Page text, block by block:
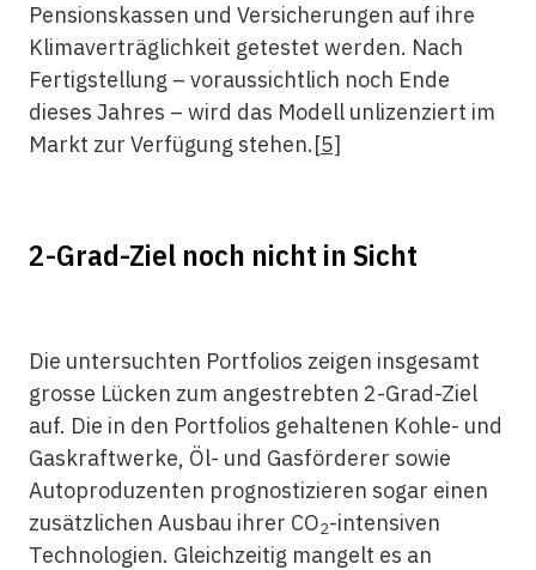
Pensionskassen und Versicherungen auf ihre
Klimaverträglichkeit getestet werden. Nach
Fertigstellung – voraussichtlich noch Ende
dieses Jahres – wird das Modell unlizenziert im
Markt zur Verfügung stehen.[5]
2-Grad-Ziel noch nicht in Sicht
Die untersuchten Portfolios zeigen insgesamt
grosse Lücken zum angestrebten 2-Grad-Ziel
auf. Die in den Portfolios gehaltenen Kohle- und
Gaskraftwerke, Öl- und Gasförderer sowie
Autoproduzenten prognostizieren sogar einen
zusätzlichen Ausbau ihrer CO2-intensiven
Technologien. Gleichzeitig mangelt es an